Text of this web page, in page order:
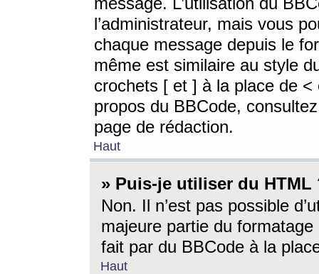
l’administrateur, mais vous
chaque message depuis le
même est similaire au style
crochets [ et ] à la place de <
propos du BBCode,
page de rédaction.
Haut
» Puis-je utiliser du HTML
Non. Il n’est pas possible
majeure partie du
fait par du BBCode à la
Haut